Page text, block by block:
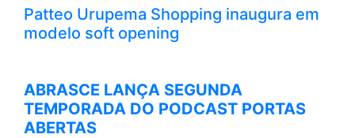
Patteo Urupema Shopping inaugura em
modelo soft opening
ABRASCE LANÇA SEGUNDA
TEMPORADA DO PODCAST PORTAS
ABERTAS